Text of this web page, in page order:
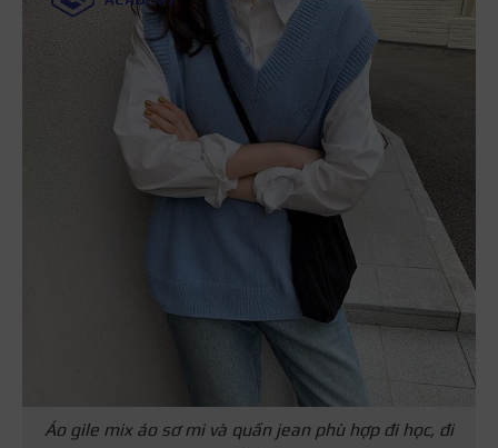
Áo gile mix áo sơ mi và quần jean phù hợp đi học, đi